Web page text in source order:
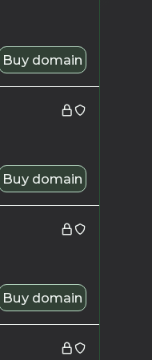
Buy domain
Buy domain
Buy domain